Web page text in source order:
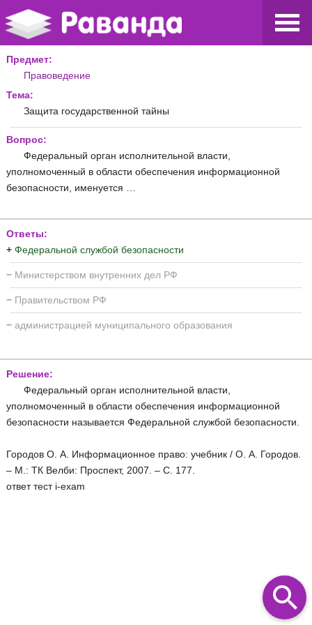
Предмет:
Правоведение
Тема:
Защита государственной тайны
Вопрос:
Федеральный орган исполнительной власти,
уполномоченный в области обеспечения информационной
безопасности, именуется …
Ответы:
+ Федеральной службой безопасности
− Министерством внутренних дел РФ
− Правительством РФ
− администрацией муниципального образования
Решение:
Федеральный орган исполнительной власти,
уполномоченный в области обеспечения информационной
безопасности называется Федеральной службой безопасности.
Городов О. А. Информационное право: учебник / О. А. Городов.
– М.: ТК Велби: Проспект, 2007. – С. 177.
ответ тест i-exam